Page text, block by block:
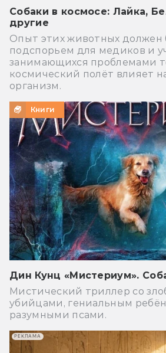
Cобаки в космосе: Лайка,
другие
Опыт этих животных должен
подспорьем для медиков и
занимающихся проблемами
космический полёт влияет
организм.
Книги
Дин Кунц «Мистериум».
Мистический триллер со
убийцами, гениальным
разумными псами.
РЕКЛАМА